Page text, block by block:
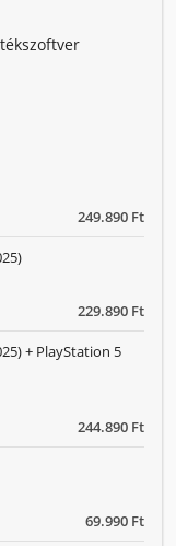
249.890 Ft
229.890 Ft
244.890 Ft
+ PlayStation 5
69.990 Ft